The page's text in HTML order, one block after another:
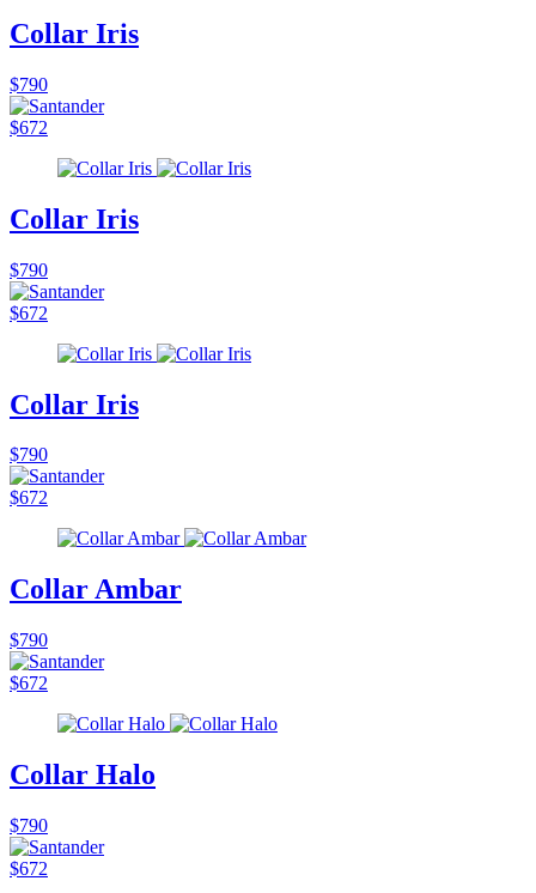
Collar Iris
$790
$672
Collar Iris
$790
$672
Collar Iris
$790
$672
Collar Ambar
$790
$672
Collar Halo
$790
$672